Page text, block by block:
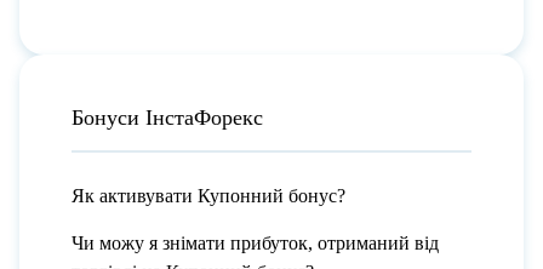
Бонуси ІнстаФорекс
Як активувати Купонний бонус?
Чи можу я знімати прибуток, отриманий від